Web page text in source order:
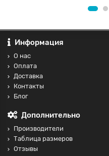
Информация
О нас
Оплата
Доставка
Контакты
Блог
Дополнительно
Производители
Таблица размеров
Отзывы